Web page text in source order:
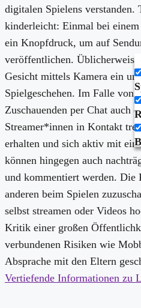
digitalen Spielens verstanden.
kinderleicht: Einmal bei
ein Knopfdruck, um auf
veröffentlichen.
Gesicht mittels Kamera ein
Spielgeschehen. Im Falle von
Zuschauenden per Chat auch
Streamer*innen in Kontakt
erhalten und sich aktiv mit
können hingegen auch
und kommentiert werden. Die
anderen beim Spielen
selbst streamen oder Videos
Kritik einer großen
verbundenen Risiken wie
Absprache mit den Eltern
Vertiefende Informationen zu